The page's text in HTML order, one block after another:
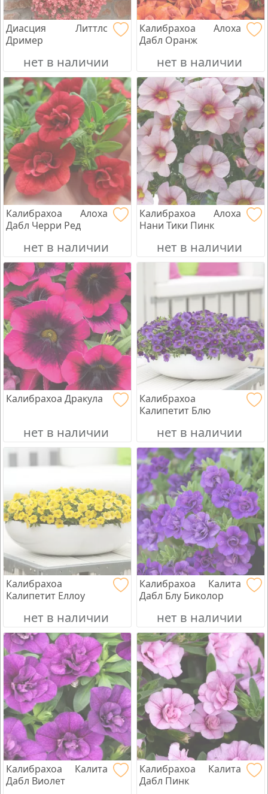
Диасция Литтлс
Дример
нет в наличии
Калибрахоа Алоха
Дабл Оранж
нет в наличии
Калибрахоа Алоха
Дабл Черри Ред
нет в наличии
Калибрахоа Алоха
Нани Тики Пинк
нет в наличии
Калибрахоа Дракула
нет в наличии
Калибрахоа
Калипетит Блю
нет в наличии
Калибрахоа
Калипетит Еллоу
нет в наличии
Калибрахоа Калита
Дабл Блу Биколор
нет в наличии
Калибрахоа Калита
Дабл Виолет
Калибрахоа Калита
Дабл Пинк